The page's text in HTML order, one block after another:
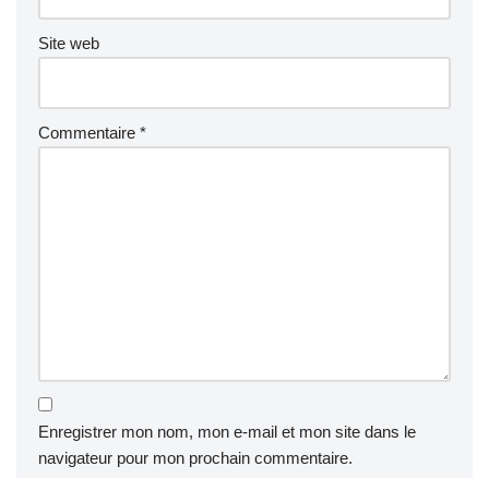
Site web
Commentaire *
Enregistrer mon nom, mon e-mail et mon site dans le
navigateur pour mon prochain commentaire.